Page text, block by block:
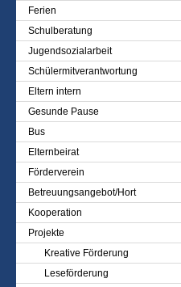
Ferien
Schulberatung
Jugendsozialarbeit
Schülermitverantwortung
Eltern intern
Gesunde Pause
Bus
Elternbeirat
Förderverein
Betreuungsangebot/Hort
Kooperation
Projekte
Kreative Förderung
Leseförderung